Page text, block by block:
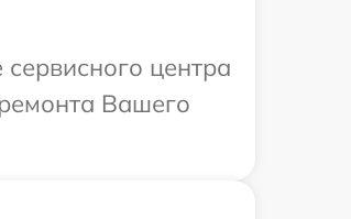
центра
Вашего